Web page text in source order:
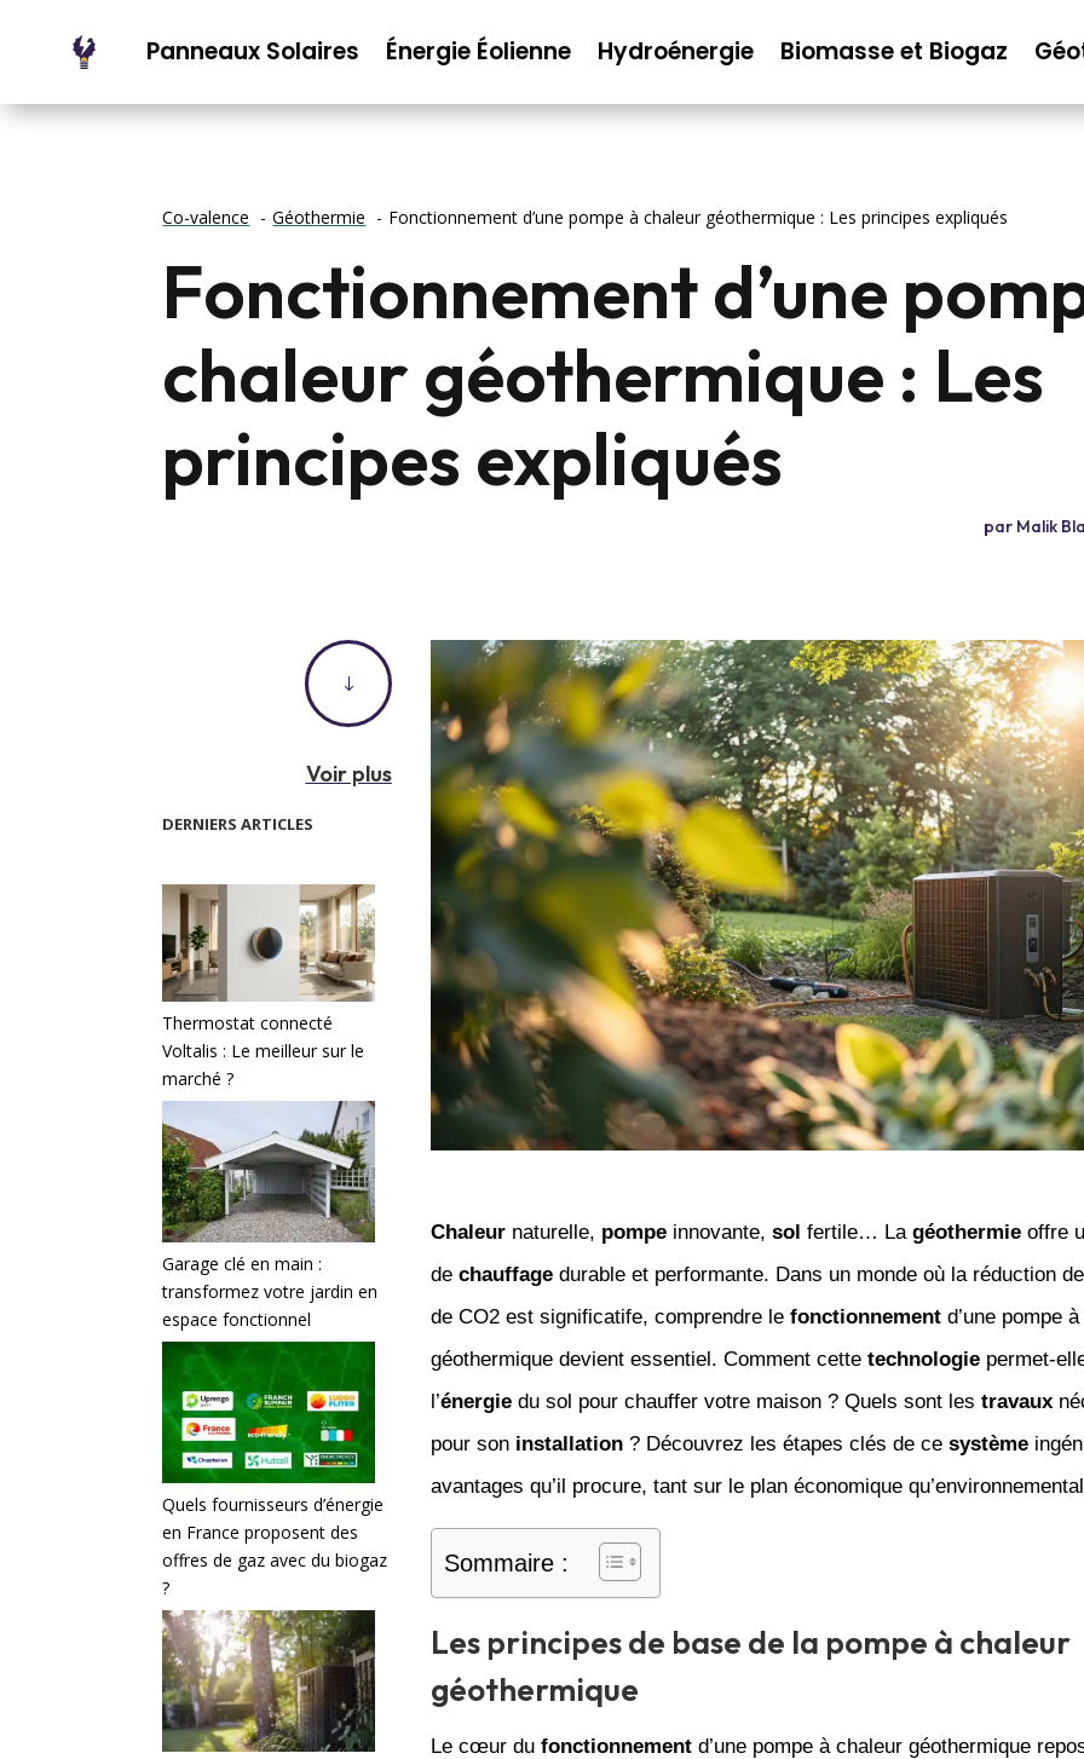
Panneaux Solaires Énergie Éolienne Hydroénergie Biomasse et Biogaz
Co-valence Géothermie Fonctionnement d’une pompe à chaleur géothermique : Les principes expliqués
Fonctionnement d’une
chaleur géothermique : Les
principes expliqués
par Malik
"
Voir plus
DERNIERS ARTICLES
Thermostat connecté
Voltalis : Le meilleur sur le
marché ?
Garage clé en main :
transformez votre jardin en
espace fonctionnel
Quels fournisseurs d’énergie
en France proposent des
offres de gaz avec du biogaz
?
Chaleurnaturelle, pompeinnovante, sol fertile… La géothermieoffre
de chauffagedurable et performante. Dans un monde où la réduction
de CO2 est significatife, comprendre le fonctionnementd’une pompe
géothermique devient essentiel. Comment cette technologiepermet-
l’énergiedu sol pour chauffer votre maison ? Quels sont les travaux
pour son installation? Découvrez les étapes clés de ce système
avantages qu’il procure, tant sur le plan économique
Sommaire :
Les principes de base de la pompe à chaleur
géothermique
Le cœur du fonctionnementd’une pompe à chaleur géothermique